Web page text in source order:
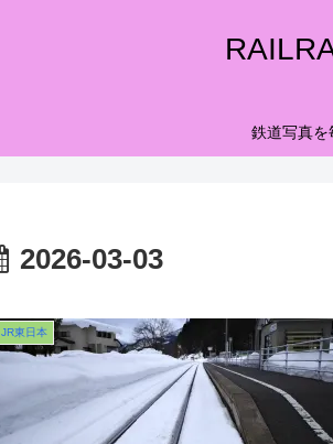
鉄道写真を
2026-03-03
JR東日本